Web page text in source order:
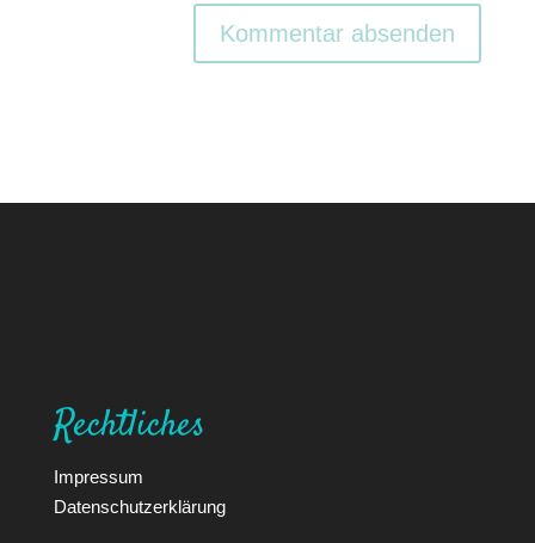
Rechtliches
Impressum
Datenschutzerklärung